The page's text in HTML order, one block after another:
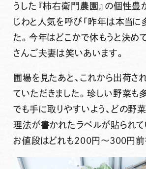
うした『柿右衛門農園』の個性豊
じわと人気を呼び「昨年は本当に
た。今年はどこかで休もうと決め
さんご夫妻は笑いあいます。
圃場を見たあと、これから出荷さ
ていただきました。珍しい野菜も
でも手に取りやすいよう、どの野
理法が書かれたラベルが貼られ
お値段はどれも200円～300円前